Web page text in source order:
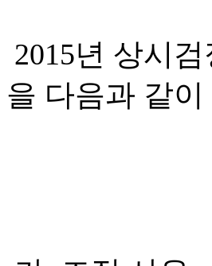
2015년 상시
을 다음과 같